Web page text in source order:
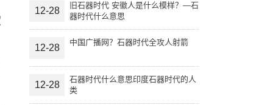
12-28
旧石器时代 安徽人是什么模样？—石
器时代什么意思
12-28
中国广播网？石器时代全攻人射箭
12-28
石器时代什么意思印度石器时代的人
类